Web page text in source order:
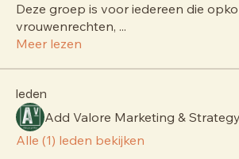
Deze groep is voor iedereen die
vrouwenrechten, ...
Meer lezen
leden
Add Valore Marketing & Strategy
Alle (1) leden bekijken